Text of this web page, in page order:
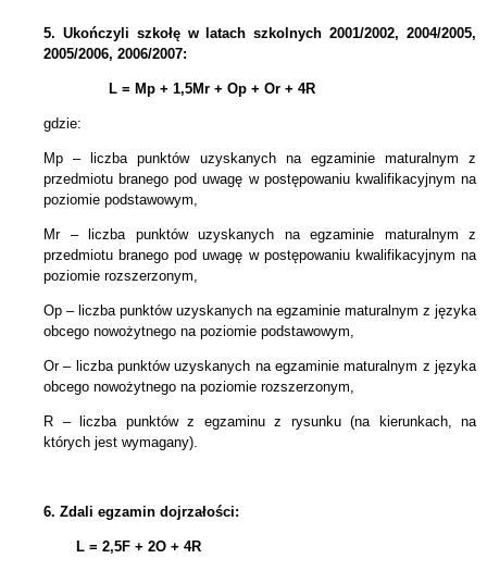
5. Ukończyli szkołę w latach szkolnych 2001/2002, 2004/2005,
2005/2006, 2006/2007:
L = Mp + 1,5Mr + Op + Or + 4R
gdzie:
Mp – liczba punktów uzyskanych na egzaminie maturalnym z
przedmiotu branego pod uwagę w postępowaniu kwalifikacyjnym na
poziomie podstawowym,
Mr – liczba punktów uzyskanych na egzaminie maturalnym z
przedmiotu branego pod uwagę w postępowaniu kwalifikacyjnym na
poziomie rozszerzonym,
Op – liczba punktów uzyskanych na egzaminie maturalnym z języka
obcego nowożytnego na poziomie podstawowym,
Or – liczba punktów uzyskanych na egzaminie maturalnym z języka
obcego nowożytnego na poziomie rozszerzonym,
R – liczba punktów z egzaminu z rysunku (na kierunkach, na
których jest wymagany).
6. Zdali egzamin dojrzałości:
L = 2,5F + 2O + 4R